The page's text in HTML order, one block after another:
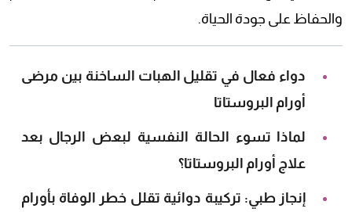
والحفاظ على جودة الحياة.
دواء فعال في تقليل الهبات الساخنة بين مرضى
أورام البروستاتا
لماذا تسوء الحالة النفسية لبعض الرجال بعد
علاج أورام البروستاتا؟
إنجاز طبي: تركيبة دوائية تقلل خطر الوفاة بأورام